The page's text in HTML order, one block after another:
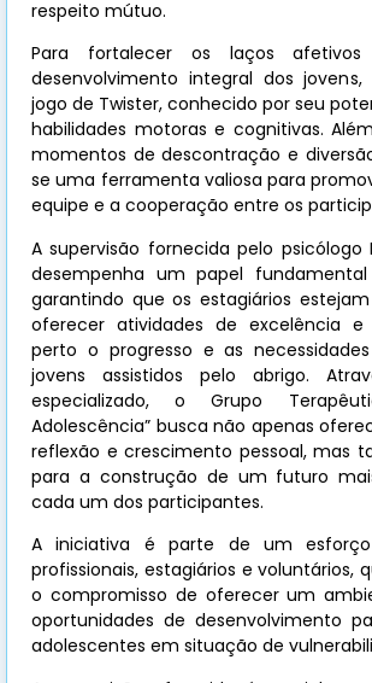
respeito mútuo.
Para fortalecer os laços
desenvolvimento integral dos
jogo de Twister, conhecido por seu
habilidades motoras e cognitivas.
momentos de descontração e
se uma ferramenta valiosa para
equipe e a cooperação entre os
A supervisão fornecida pelo psicólogo
desempenha um papel fundamental
garantindo que os estagiários
oferecer atividades de excelência
perto o progresso e as
jovens assistidos pelo abrigo.
especializado, o Grupo
Adolescência” busca não apenas
reflexão e crescimento pessoal, mas
para a construção de um futuro
cada um dos participantes.
A iniciativa é parte de um
profissionais, estagiários e voluntários,
o compromisso de oferecer um
oportunidades de desenvolvimento
adolescentes em situação de